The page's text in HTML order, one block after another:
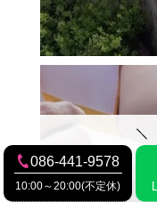
086-441-9578
10:00～20:00(不定休)